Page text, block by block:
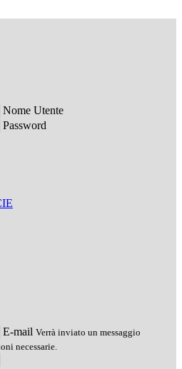
Nome Utente
Password
E-mail Verrà inviato un messaggio
necessarie.